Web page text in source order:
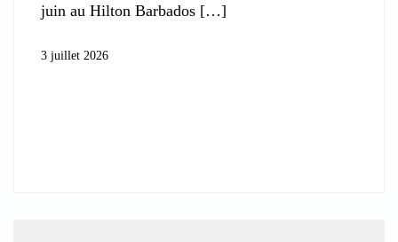
juin au Hilton Barbados
3 juillet 2026